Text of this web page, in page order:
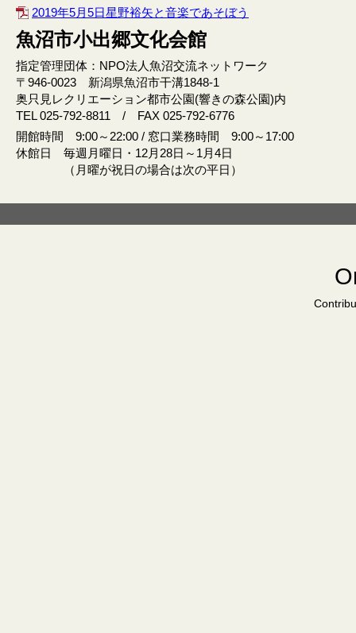
2019年5月5日星野裕矢と音楽であそぼう
魚沼市小出郷文化会館
指定管理団体：NPO法人魚沼交流ネットワーク
〒946‐0023 新潟県魚沼市干溝1848‐1
奥只見レクリエーション都市公園(響きの森公園)内
TEL 025-792-8811 / FAX 025-792-6776
開館時間 9:00～22:00 / 窓口業務時間 9:00～17:00
休館日 毎週月曜日・12月28日～1月4日
（月曜が祝日の場合は次の平日）